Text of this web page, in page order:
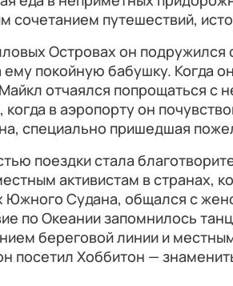
сочетанием путешествий,
Островах он подружился
покойную бабушку. Когда
отчаялся попрощаться с
когда в аэропорту он
специально пришедшая
поездки стала
активистам в странах,
Южного Судана, общался с
по Океании запомнилось
береговой линии и
посетил Хоббитон —